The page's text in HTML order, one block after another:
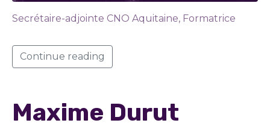
Secrétaire-adjointe CNO Aquitaine, Formatrice
Continue reading
Maxime Durut